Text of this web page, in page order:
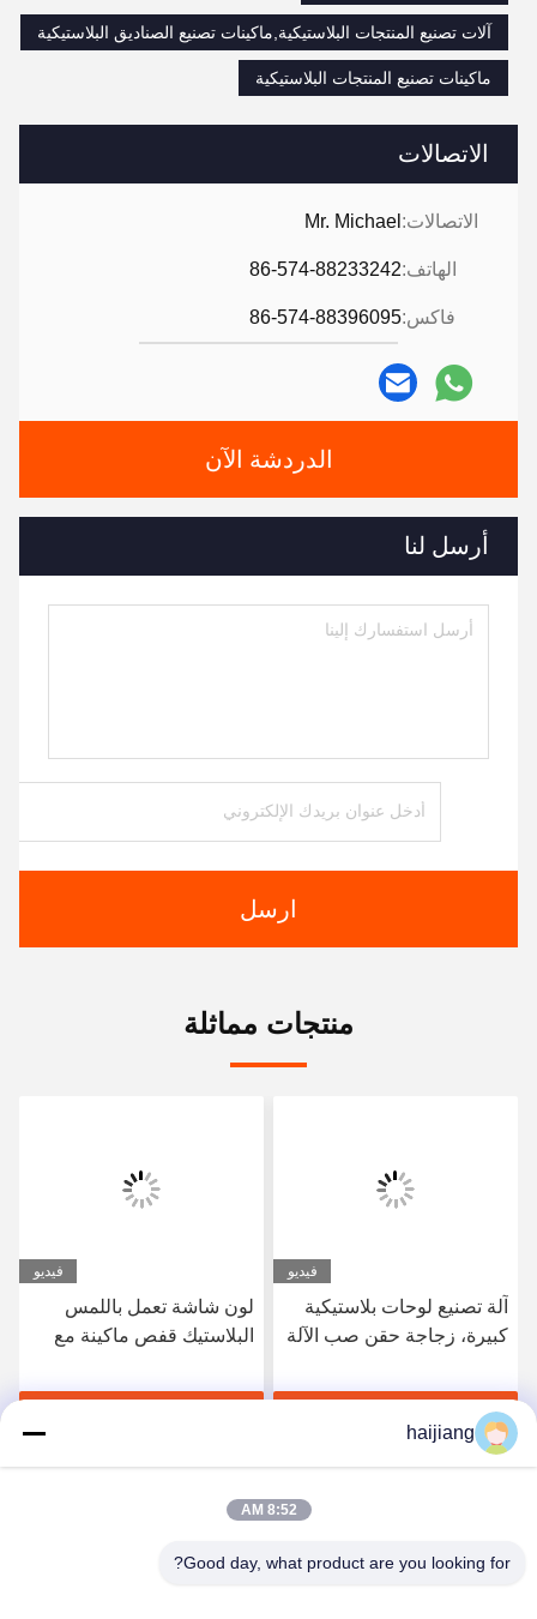
الاتصالات
الاتصالات: Mr. Michael
الهاتف:86-574-88233242
فاكس:86-574-88396095
الدردشة الآن
أرسل لنا
ارسل
آلات تصنيع المنتجات البلاستيكية,ماكينات تصنيع الصناديق البلاستيكية
ماكينات تصنيع المنتجات البلاستيكية
منتجات مماثلة
فيديو
آلة تصنيع لوحات بلاستيكية
كبيرة، زجاجة حقن صب الآلة
احصل على أفضل سعر
فيديو
لون شاشة تعمل باللمس
البلاستيك قفص ماكينة مع
haijiang
8:52 AM
Good day, what product are you looking for?